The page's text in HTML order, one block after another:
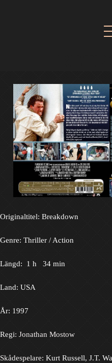
Originaltitel: Breakdown
Genre: Thriller / Action
Längd: 1 h 34 min
Land: USA
År: 1997
Regi: Jonathan Mostow
Skådespelare: Kurt Russell, J.T.